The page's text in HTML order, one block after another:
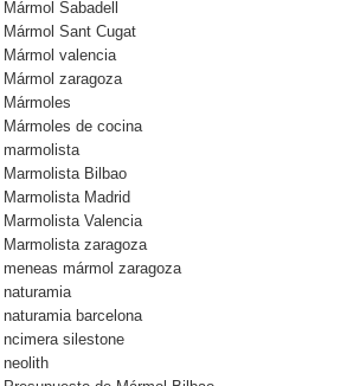
Mármol Sabadell
Mármol Sant Cugat
Mármol valencia
Mármol zaragoza
Mármoles
Mármoles de cocina
marmolista
Marmolista Bilbao
Marmolista Madrid
Marmolista Valencia
Marmolista zaragoza
meneas mármol zaragoza
naturamia
naturamia barcelona
ncimera silestone
neolith